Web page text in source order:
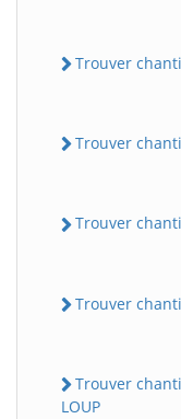
Trouver
Trouver
Trouver
Trouver
Trouver
LOUP